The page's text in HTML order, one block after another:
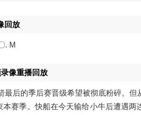
回放
. M
像重播回放
后的季后赛晋级希望被彻底粉碎。但
赛季。快船在今天输给小牛后遭遇两